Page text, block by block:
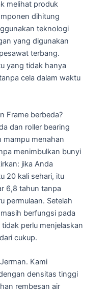
melihat produk
dihitung
teknologi
yang digunakan
terbang.
yang tidak hanya
cela dalam waktu
Frame berbeda?
dan roller bearing
mampu menahan
menimbulkan bunyi
jika Anda
20 kali sehari, itu
6,8 tahun tanpa
permulaan. Setelah
berfungsi pada
perlu menjelaskan
cukup.
Kami
densitas tinggi
rembesan air